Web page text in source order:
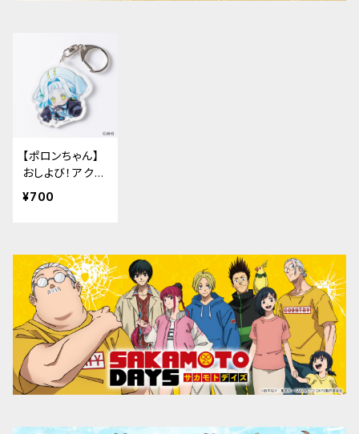
【ポロンちゃん】
おしよび！アクリ
ルキーホルダー
¥700